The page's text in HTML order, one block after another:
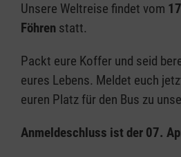
Unsere Weltreise findet vom
Föhren statt.
Packt eure Koffer und seid
eures Lebens. Meldet euch
euren Platz für den Bus zu
Anmeldeschluss ist der 07.